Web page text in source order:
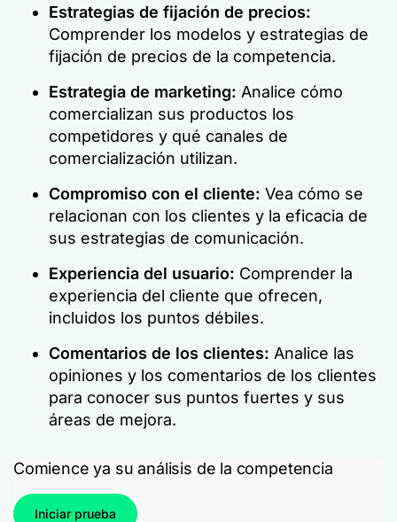
Estrategias de fijación de precios:
Comprender los modelos y estrategias de
fijación de precios de la competencia.
Estrategia de marketing: Analice cómo
comercializan sus productos los
competidores y qué canales de
comercialización utilizan.
Compromiso con el cliente: Vea cómo se
relacionan con los clientes y la eficacia de
sus estrategias de comunicación.
Experiencia del usuario: Comprender la
experiencia del cliente que ofrecen,
incluidos los puntos débiles.
Comentarios de los clientes: Analice las
opiniones y los comentarios de los clientes
para conocer sus puntos fuertes y sus
áreas de mejora.
Comience ya su análisis de la competencia
Iniciar prueba